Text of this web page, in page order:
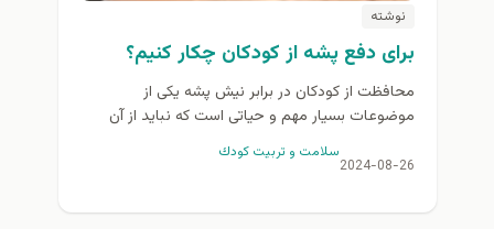
نوشته
برای دفع پشه از کودکان چکار کنیم؟
محافظت از کودکان در برابر نیش پشه یکی از
موضوعات بسیار مهم و حیاتی است که نباید از آن
غافل شد. پشه‌ها علاوه بر ایجاد...
2024-08-26
سلامت و تربيت كودك